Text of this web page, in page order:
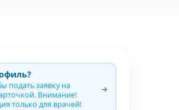
подать заявку на
Внимание!
только для врачей!